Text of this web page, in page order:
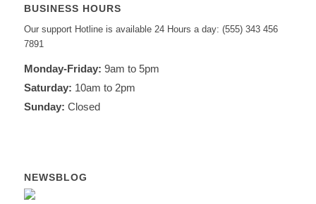
BUSINESS HOURS
Our support Hotline is available 24 Hours a day: (555) 343 456
7891
Monday-Friday: 9am to 5pm
Saturday: 10am to 2pm
Sunday: Closed
NEWSBLOG